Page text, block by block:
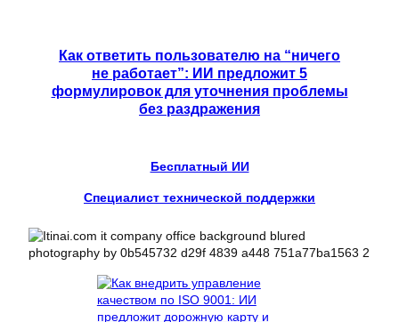
Как ответить пользователю на “ничего
не работает”: ИИ предложит 5
формулировок для уточнения проблемы
без раздражения
Бесплатный ИИ
Специалист технической поддержки